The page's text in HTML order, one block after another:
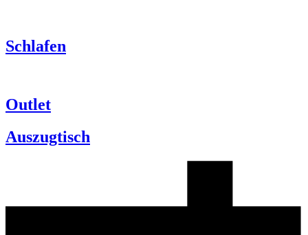
Schlafen
Outlet
Auszugtisch